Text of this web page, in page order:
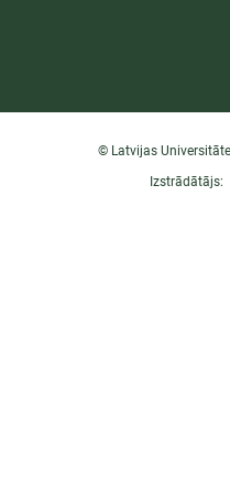
© Latvijas
Izstrādātājs: